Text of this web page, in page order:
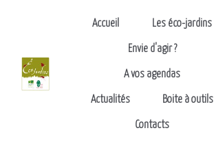
Aller au contenu principal
Accueil Les éco-jardins
Envie d'agir ?
A vos agendas
Actualités Boite à outils
Contacts